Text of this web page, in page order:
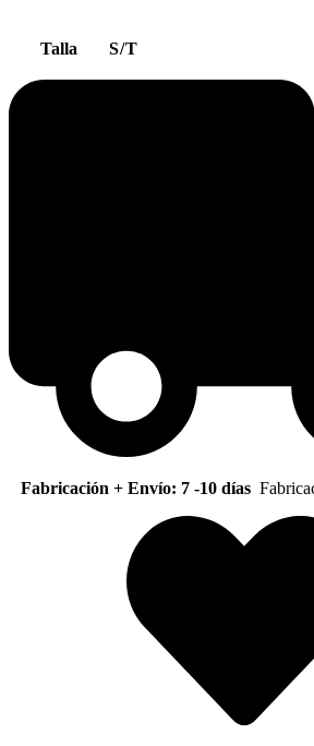
Talla S/T
Fabricación + Envío: 7 -10 días